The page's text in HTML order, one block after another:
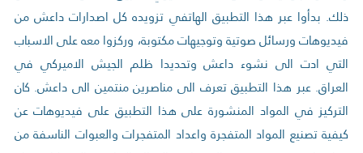
ذلك. بدأوا عبر هذا التطبيق الهاتفي تزويده كل اصدارات داعش من
فيديوهات ورسائل صوتية وتوجيهات مكتوبة، وركزوا معه على الاسباب
التي ادت الى نشوء داعش وتحديدا ظلم الجيش الاميركي في
العراق. عبر هذا التطبيق تعرف الى مناصرين منتمين الى داعش. كان
التركيز في المواد المنشورة على هذا التطبيق على فيديوهات عن
كيفية تصنيع المواد المتفجرة واعداد المتفجرات والعبوات الناسفة من